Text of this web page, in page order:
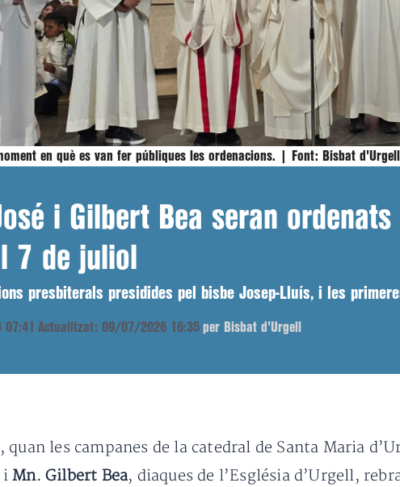
en què es van fer públiques les ordenacions. | Font: Bisbat d'Urgell
i Gilbert Bea seran ordenats
7 de juliol
presbiterals presidides pel bisbe Josep-Lluís, i les
Actualitzat: 09/07/2026 16:35 per Bisbat d'Urgell
les campanes de la catedral de Santa Maria
iMn. Gilbert Bea, diaques de l’Església d’Urgell,